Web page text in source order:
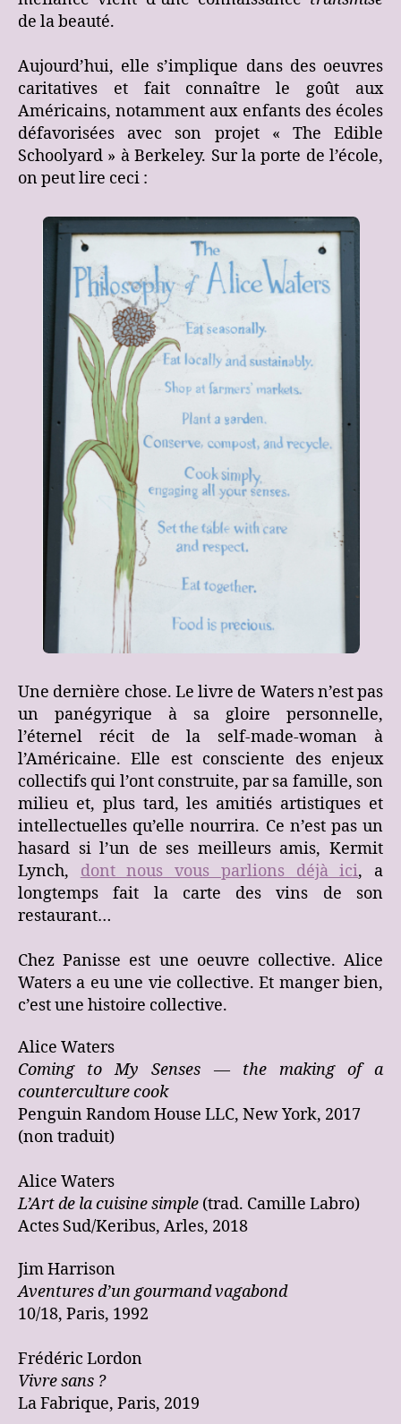
de la beauté.
Aujourd’hui, elle s’implique dans des oeuvres
caritatives et fait connaître le goût aux
Américains, notamment aux enfants des écoles
défavorisées avec son projet « The Edible
Schoolyard » à Berkeley. Sur la porte de l’école,
on peut lire ceci :
Une dernière chose. Le livre de Waters n’est pas
un panégyrique à sa gloire personnelle,
l’éternel récit de la self-made-woman à
l’Américaine. Elle est consciente des enjeux
collectifs qui l’ont construite, par sa famille, son
milieu et, plus tard, les amitiés artistiques et
intellectuelles qu’elle nourrira. Ce n’est pas un
hasard si l’un de ses meilleurs amis, Kermit
Lynch, dont nous vous parlions déjà ici, a
longtemps fait la carte des vins de son
restaurant…
Chez Panisse est une oeuvre collective. Alice
Waters a eu une vie collective. Et manger bien,
c’est une histoire collective.
Alice Waters
Coming to My Senses — the making of a
counterculture cook
Penguin Random House LLC, New York, 2017
(non traduit)
Alice Waters
L’Art de la cuisine simple (trad. Camille Labro)
Actes Sud/Keribus, Arles, 2018
Jim Harrison
Aventures d’un gourmand vagabond
10/18, Paris, 1992
Frédéric Lordon
Vivre sans ?
La Fabrique, Paris, 2019